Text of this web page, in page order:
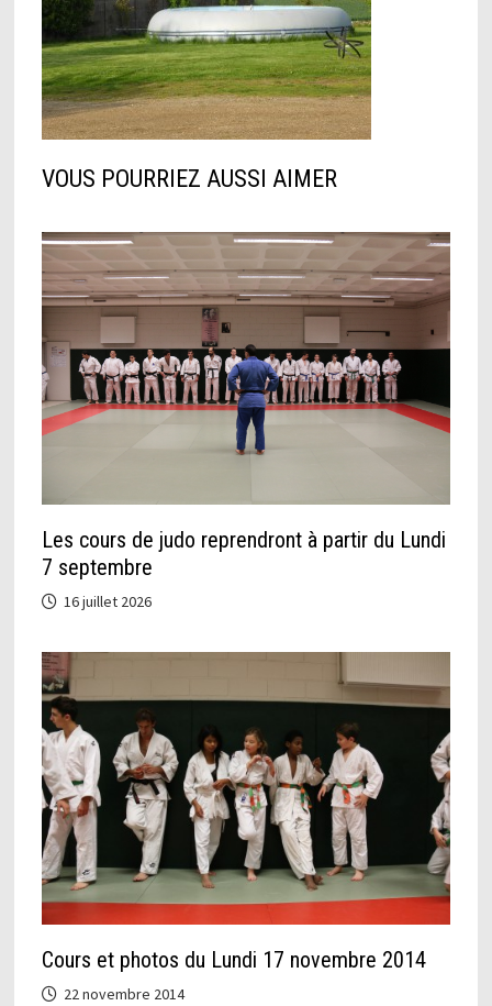
VOUS POURRIEZ AUSSI AIMER
Les cours de judo reprendront à partir du Lundi
7 septembre
16 juillet 2026
Cours et photos du Lundi 17 novembre 2014
22 novembre 2014